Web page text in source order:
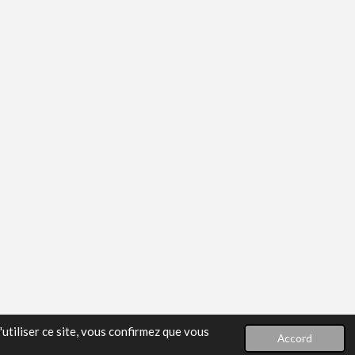
ce site, vous confirmez que vous Accord